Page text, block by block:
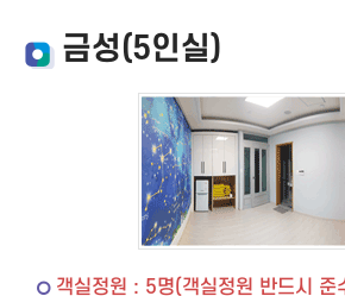
금성(5인실)
객실정원 : 5명(객실정원 반드시